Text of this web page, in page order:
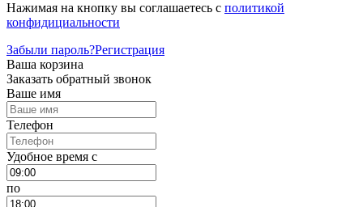
Нажимая на кнопку вы соглашаетесь с политикой
конфидициальности
Забыли пароль?Регистрация
Ваша корзина
Заказать обратный звонок
Ваше имя
Телефон
Удобное время c
по